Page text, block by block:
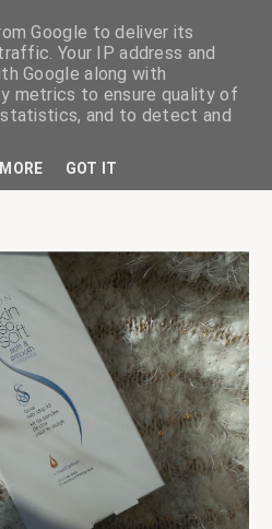
Google to deliver its
Your IP address and
Google along with
metrics to ensure quality of
and to detect and
GOT IT